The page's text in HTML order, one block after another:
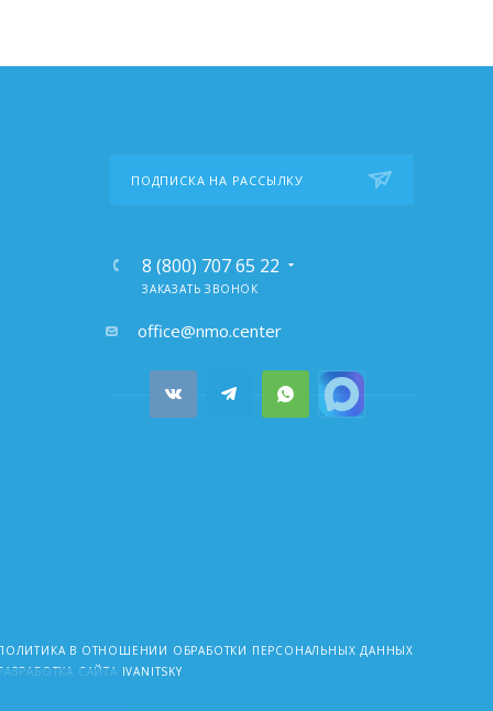
ПОДПИСКА НА РАССЫЛКУ
8 (800) 707 65 22
ЗАКАЗАТЬ ЗВОНОК
почта:office@nmo.center
В ОТНОШЕНИИ ОБРАБОТКИ ПЕРСОНАЛЬНЫХ ДАННЫХ
САЙТА IVANITSKY